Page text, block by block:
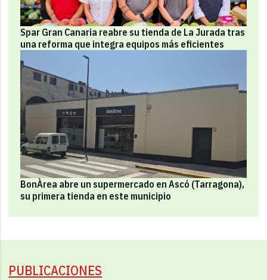
Spar Gran Canaria reabre su tienda de La Jurada tras
una reforma que integra equipos más eficientes
BonÀrea abre un supermercado en Ascó (Tarragona),
su primera tienda en este municipio
PUBLICACIONES